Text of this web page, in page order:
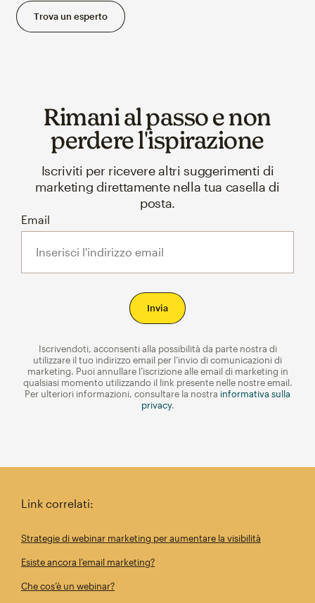
Trova un esperto
Rimani al passo e non
perdere l'ispirazione
Iscriviti per ricevere altri suggerimenti di
marketing direttamente nella tua casella di
posta.
Email
Iscrivendoti, acconsenti alla possibilità da parte nostra di
utilizzare il tuo indirizzo email per l’invio di comunicazioni di
marketing. Puoi annullare l’iscrizione alle email di marketing in
qualsiasi momento utilizzando il link presente nelle nostre email.
Per ulteriori informazioni, consultare la nostra informativa sulla
privacy.
Link correlati:
Strategie di webinar marketing per aumentare la visibilità
Esiste ancora l’email marketing?
Che cos’è un webinar?